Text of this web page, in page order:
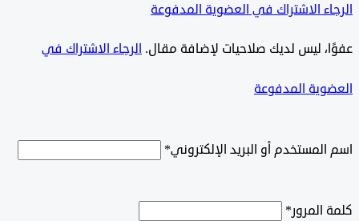
الاشتراك في العضوية المدفوعة
ليس لديك صلاحيات لإضافة مقال.الرجاء الاشتراك في
المدفوعة
أو البريد الإلكتروني*
*